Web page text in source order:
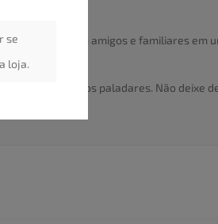
se
loja.
com amigos e familiares em
de doce.
a todos os paladares. Não deixe